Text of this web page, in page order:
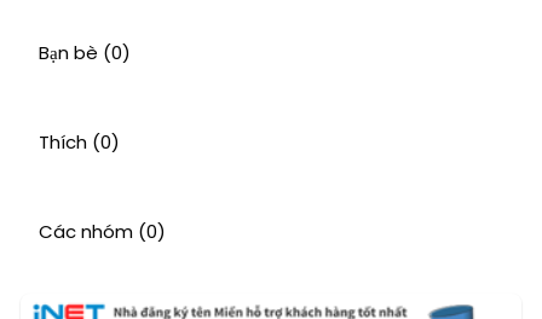
Bạn bè (0)
Thích (0)
Các nhóm (0)